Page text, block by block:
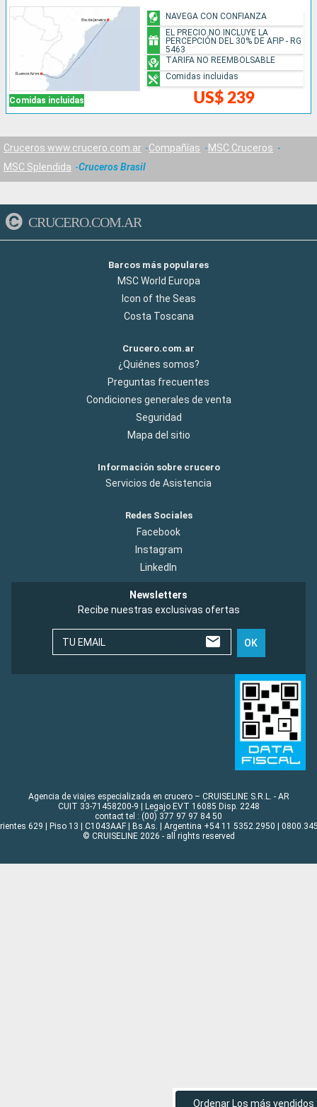
Ordenar Los más vendidos
Comidas incluidas US$ 239
NAVEGA CON CONFIANZA
EL PRECIO NO INCLUYE LA
PERCEPCIÓN DEL 30% DE AFIP - RG
5463
TARIFA NO REEMBOLSABLE
Comidas incluidas
Cruceros www.crucero.com.ar Compañías
MSC Cruceros
MSC Splendida
Cruceros Brasil
CRUCERO.COM.AR
Barcos más populares
MSC World Europa
Icon of the Seas
Costa Toscana
Crucero.com.ar
¿Quiénes somos?
Preguntas frecuentes
Condiciones generales de venta
Seguridad
Mapa del sitio
Información sobre crucero
Servicios de Asistencia
Redes Sociales
Facebook
Instagram
LinkedIn
Newsletters
Recibe nuestras exclusivas ofertas
TU EMAIL OK
Agencia de viajes especializada en crucero – CRUISELINE S.R.L. - AR
CUIT 33-71458200-9 | Legajo EVT 16085 Disp. 2248
contact tel : (00) 377 97 97 84 50
629 | Piso 13 | C1043AAF | Bs.As. | Argentina +54 11 5352.2950 |
© CRUISELINE 2026 - all rights reserved